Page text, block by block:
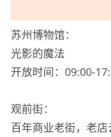
苏州博物馆：
光影的魔法
开放时间：09:00-
观前街：
百年商业老街，老